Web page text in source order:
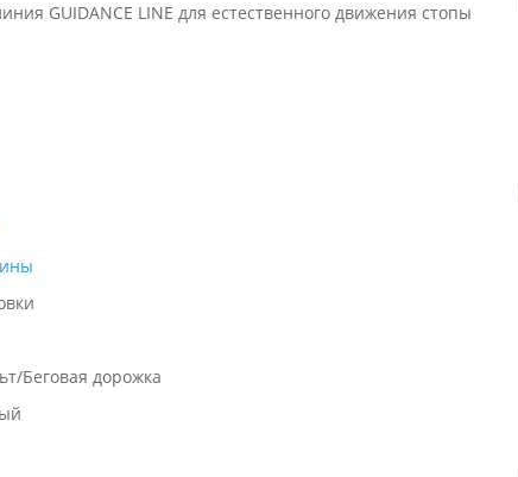
GUIDANCE LINE для естественного движения стопы
Беговая дорожка